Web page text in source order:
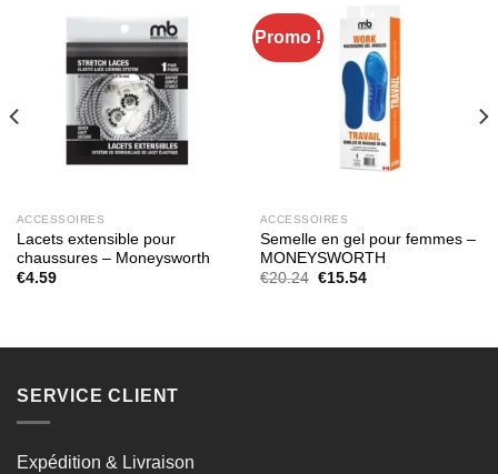
ACCESSOIRES
Lacets extensible pour
chaussures – Moneysworth
€4.59
Promo !
ACCESSOIRES
Semelle en gel pour femmes –
MONEYSWORTH
€20.24 Le
€15.54Le
SERVICE CLIENT
Expédition & Livraison